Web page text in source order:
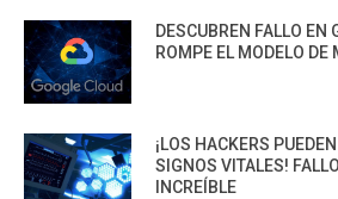
DESCUBREN FALLO EN
ROMPE EL MODELO DE
¡LOS HACKERS
SIGNOS VITALES!
INCREÍBLE